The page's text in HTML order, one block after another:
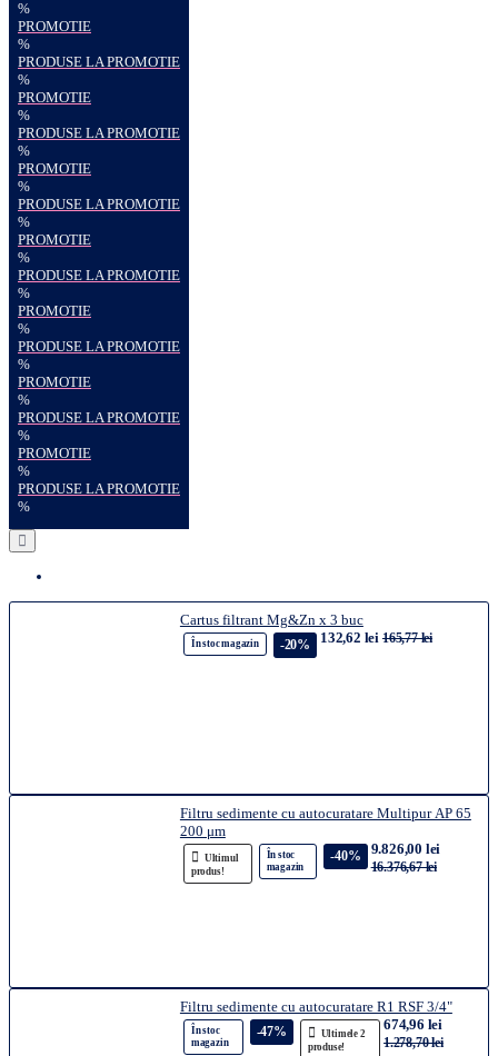
%
PROMOTIE
%
PRODUSE LA PROMOTIE
%
PROMOTIE
%
PRODUSE LA PROMOTIE
%
PROMOTIE
%
PRODUSE LA PROMOTIE
%
PROMOTIE
%
PRODUSE LA PROMOTIE
%
PROMOTIE
%
PRODUSE LA PROMOTIE
%
PROMOTIE
%
PRODUSE LA PROMOTIE
%
PROMOTIE
%
PRODUSE LA PROMOTIE
%
Cartus filtrant Mg&Zn x 3 buc
În stoc magazin -20% 132,62 lei 165,77 lei
Filtru sedimente cu autocuratare Multipur AP 65
200 μm
Ultimul
produs!
În stoc
magazin
-40% 9.826,00 lei
16.376,67 lei
Filtru sedimente cu autocuratare R1 RSF 3/4"
Ultimele 2
produse!
În stoc
magazin
-47% 674,96 lei
1.278,70 lei